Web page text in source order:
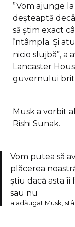
”Vom ajunge
deşteaptă
să ştim exact
întâmpla. Şi
nicio slujbă”, a
Lancaster
guvernului
Musk a vorbit
Rishi Sunak.
Vom putea să
plăcerea
ştiu dacă asta îi
sau nu
a adăugat Musk,